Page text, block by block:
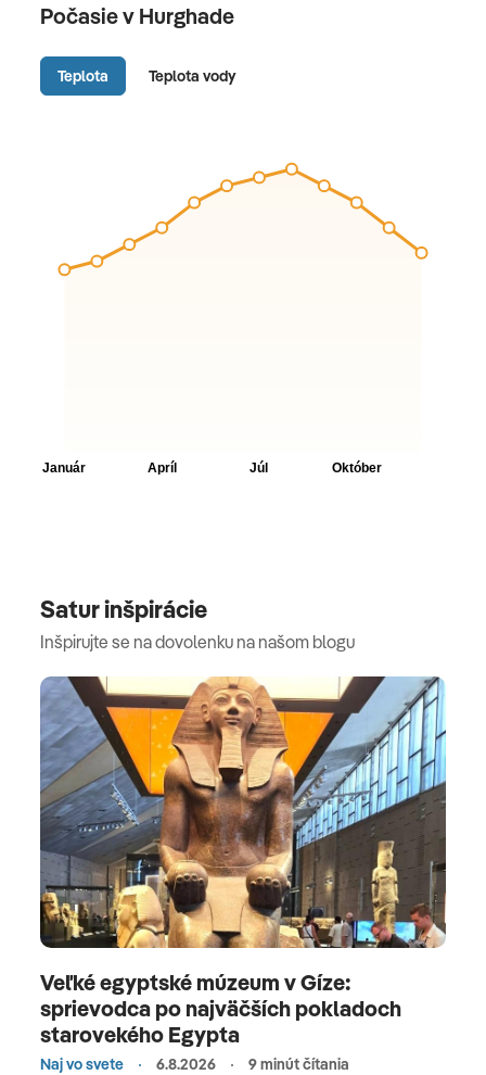
Počasie v Hurghade
Teplota Teplota vody
Satur inšpirácie
Inšpirujte se na dovolenku na našom blogu
Veľké egyptské múzeum v Gíze:
sprievodca po najväčších pokladoch
starovekého Egypta
Naj vo svete 6.8.2026 9 minút čítania